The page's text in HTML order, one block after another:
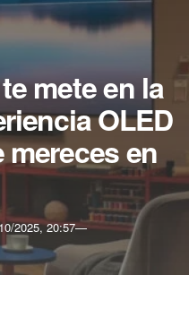
mete en la
OLED
en
2025, 20:57